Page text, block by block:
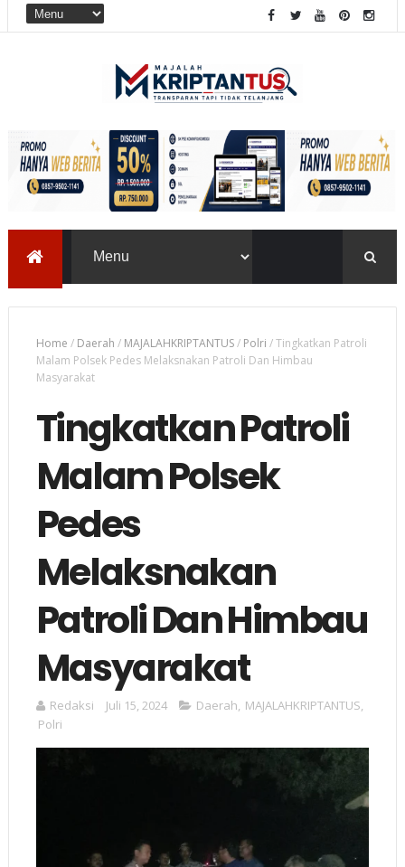
Home / Daerah / MAJALAHKRIPTANTUS/ Polri /Tingkatkan Patroli
Malam Polsek Pedes Melaksnakan Patroli Dan Himbau
Masyarakat
Tingkatkan Patroli
Malam Polsek
Pedes
Melaksnakan
Patroli Dan Himbau
Masyarakat
Redaksi Juli 15, 2024 Daerah, MAJALAHKRIPTANTUS,
Polri